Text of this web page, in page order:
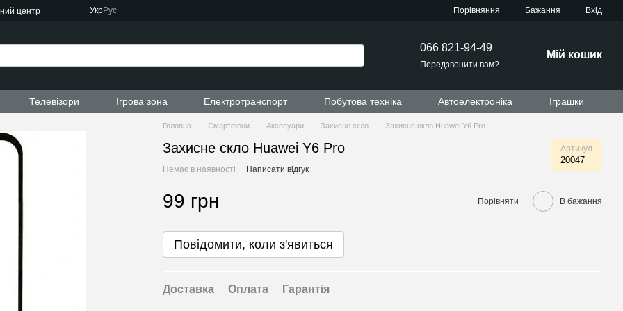
центр
УкрРус Порівняння Бажання Вхід
066 821-94-49
Передзвонити вам?
Мій кошик
Телевізори Ігрова зона Електротранспорт Побутова техніка Автоелектроніка Іграшки
Головна Смартфони Аксесуари Захисне скло Захисне скло Huawei Y6 Pro
Захисне скло Huawei Y6 Pro Артикул
20047
Немає в наявності Написати відгук
99 грн Порівняти В бажання
Повідомити, коли з'явиться
Доставка Оплата Гарантія